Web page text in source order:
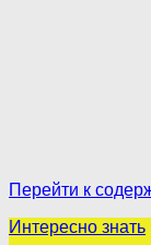
Перейти к
Интересно знать